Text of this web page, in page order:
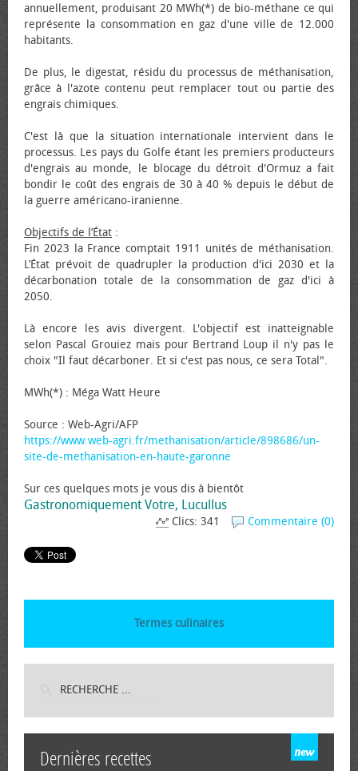
annuellement, produisant 20 MWh(*) de bio-méthane ce qui
représente la consommation en gaz d'une ville de 12.000
habitants.
De plus, le digestat, résidu du processus de méthanisation,
grâce à l'azote contenu peut remplacer tout ou partie des
engrais chimiques.
C'est là que la situation internationale intervient dans le
processus. Les pays du Golfe étant les premiers producteurs
d'engrais au monde, le blocage du détroit d'Ormuz a fait
bondir le coût des engrais de 30 à 40 % depuis le début de
la guerre américano-iranienne.
Objectifs de l’État :
Fin 2023 la France comptait 1911 unités de méthanisation.
L’État prévoit de quadrupler la production d'ici 2030 et la
décarbonation totale de la consommation de gaz d'ici à
2050.
Là encore les avis divergent. L'objectif est inatteignable
selon Pascal Grouiez mais pour Bertrand Loup il n'y pas le
choix "Il faut décarboner. Et si c'est pas nous, ce sera Total".
MWh(*) : Méga Watt Heure
Source : Web-Agri/AFP
https://www.web-agri.fr/methanisation/article/898686/un-
site-de-methanisation-en-haute-garonne
Sur ces quelques mots je vous dis à bientôt
Gastronomiquement Votre, Lucullus
Commentaire (0)
Clics: 341
Termes culinaires
Dernières recettes